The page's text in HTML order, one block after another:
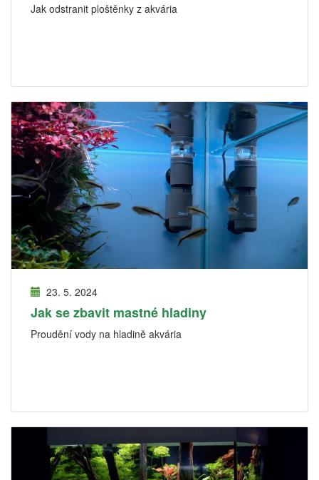
Jak odstranit ploštěnky z akvária
23. 5. 2024
Jak se zbavit mastné hladiny
Proudění vody na hladině akvária